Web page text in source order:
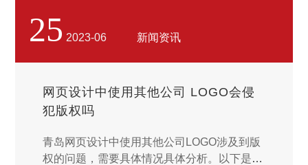
25 2023-06 新闻资讯
网页设计中使用其他公司 LOGO会侵
犯版权吗
青岛网页设计中使用其他公司LOGO涉及到版
权的问题，需要具体情况具体分析。以下是一